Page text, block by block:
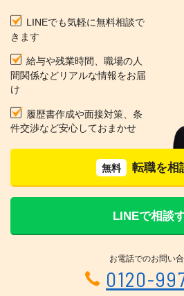
LINEでも気軽に無料相談で
きます
給与や残業時間、職場の人
間関係などリアルな情報をお届
け
履歴書作成や面接対策、条
件交渉など安心しておまかせ
無料 転職を相
LINEで相談
お電話でのお問い
0120-